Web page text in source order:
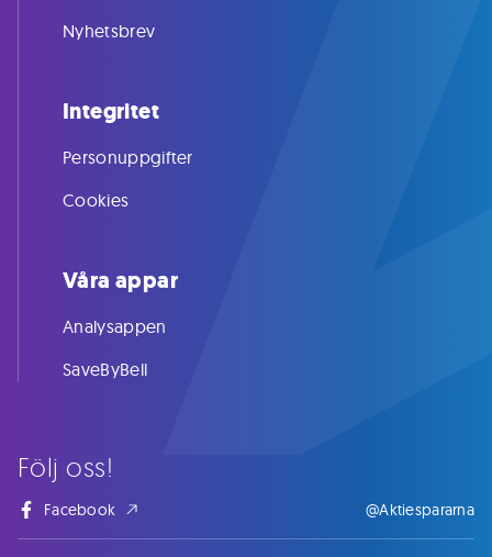
Följ oss!
Facebook @Aktiespararna
Nyhetsbrev
Integritet
Personuppgifter
Cookies
Våra appar
Analysappen
SaveByBell